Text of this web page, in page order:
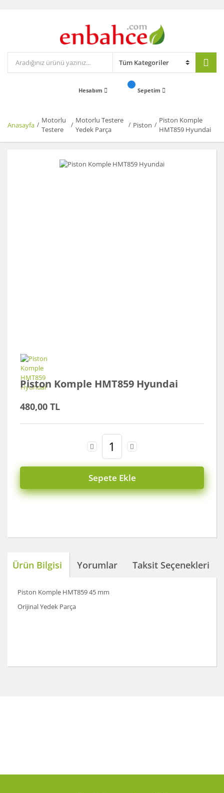
Hesabım Sepetim
Anasayfa
Motorlu
Testere
Motorlu Testere
Yedek Parça
Piston
Piston Komple
HMT859 Hyundai
Piston Komple HMT859 Hyundai
480,00 TL
Sepete Ekle
Ürün Bilgisi Yorumlar Taksit Seçenekleri
Piston Komple HMT859 45 mm
Orijinal Yedek Parça
Ürün fiyatı diğer sitelerden daha pahalı.